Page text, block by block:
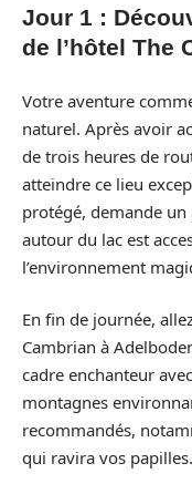
Jour 1 :
de l’hôtel The
Votre aventure
naturel. Après avoir
de trois heures de
atteindre ce lieu
protégé, demande un
autour du lac est
l’environnement
En fin de journée,
Cambrian à
cadre enchanteur
montagnes
recommandés,
qui ravira vos papilles.